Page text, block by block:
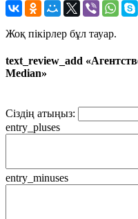
Жоқ пікірлер бұл тауар.
text_review_add
Median»
Сіздің атыңыз:
entry_pluses
entry_minuses